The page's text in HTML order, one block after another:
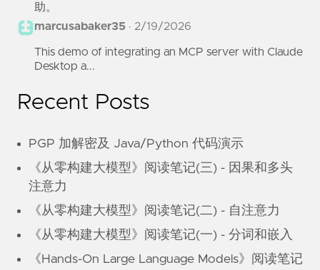
助。
marcusabaker35 · 2/19/2026
This demo of integrating an MCP server with Claude
Desktop a...
Recent Posts
PGP 加解密及 Java/Python 代码演示
《从零构建大模型》阅读笔记(三) - 因果和多头
注意力
《从零构建大模型》阅读笔记(二) - 自注意力
《从零构建大模型》阅读笔记(一) - 分词和嵌入
《Hands-On Large Language Models》阅读笔记